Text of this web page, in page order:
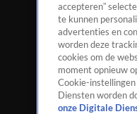
accepteren”
te kunnen
advertenties en
worden deze
cookies om de
moment opnieuw
Cookie-
Diensten worden
onze Digitale